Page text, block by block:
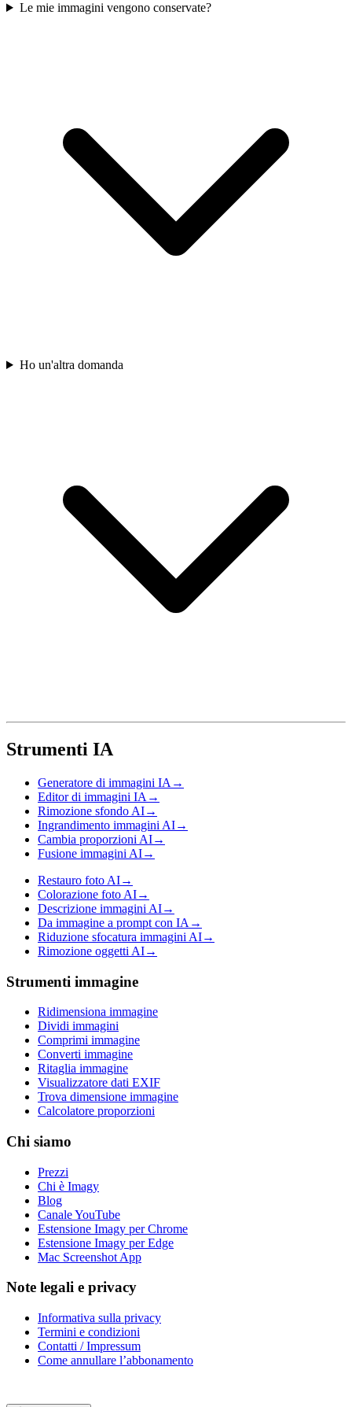
Le mie immagini vengono conservate?
Ho un'altra domanda
Strumenti IA
Generatore di immagini IA →
Editor di immagini IA →
Rimozione sfondo AI→
Ingrandimento immagini AI→
Cambia proporzioni AI→
Fusione immagini AI→
Restauro foto AI→
Colorazione foto AI→
Descrizione immagini AI→
Da immagine a prompt con IA →
Riduzione sfocatura immagini AI→
Rimozione oggetti AI→
Strumenti immagine
Ridimensiona immagine
Dividi immagini
Comprimi immagine
Converti immagine
Ritaglia immagine
Visualizzatore dati EXIF
Trova dimensione immagine
Calcolatore proporzioni
Chi siamo
Prezzi
Chi è Imagy
Blog
Canale YouTube
Estensione Imagy per Chrome
Estensione Imagy per Edge
Mac Screenshot App
Note legali e privacy
Informativa sulla privacy
Termini e condizioni
Contatti / Impressum
Come annullare l’abbonamento